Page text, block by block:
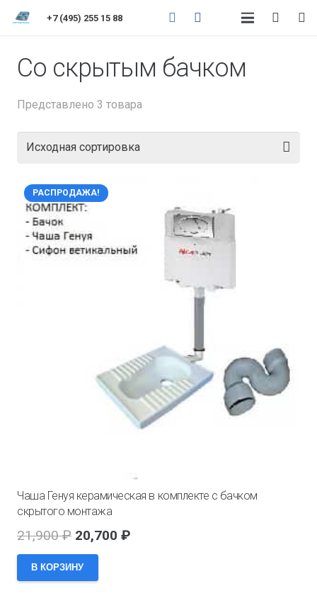
+7 (495) 255 15 88
Cо скрытым бачком
Представлено 3 товара
РАСПРОДАЖА!
Чаша Генуя керамическая в комплекте с бачком
скрытого монтажа
21,900₽ Первоначальная
цена
составляла
20,700 ₽
В КОРЗИНУ